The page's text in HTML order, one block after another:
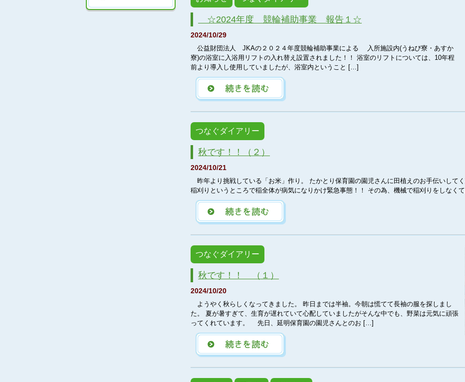
☆2024年度 競輪補助事業 報告１☆
2024/10/29
公益財団法人 JKAの２０２４年度競輪補助事業による 入所施設内(うねび寮・あすか
寮)の浴室に入浴用リフトの入れ替え設置されました！！ 浴室のリフトについては、10年程
前より導入し使用していましたが、浴室内ということ […]
つなぐダイアリー
秋です！！（２）
2024/10/21
昨年より挑戦している「お米」作り。 たかとり保育園の園児さんに田植えのお手伝いして
稲刈りというところで稲全体が病気になりかけ緊急事態！！ その為、機械で稲刈りをしなく
つなぐダイアリー
秋です！！ （１）
2024/10/20
ようやく秋らしくなってきました。 昨日までは半袖。今朝は慌てて長袖の服を探しまし
た。 夏が暑すぎて、生育が遅れていて心配していましたがそんな中でも、野菜は元気に頑張
ってくれています。 先日、延明保育園の園児さんとのお […]